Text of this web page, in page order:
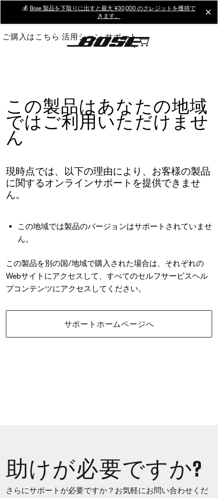
Main
💰 Bose 製品を下取りに出すと最大 ¥30,000 のクレジットを獲得で
きます。
ご購入はこちら 活用シーン サポート
この製品はあなたの地域
ではご利用いただけませ
ん
現時点では、以下の理由により、お客様の製品
に関するオンラインサポートを提供できませ
ん。
この地域では製品のバージョンはサポートされていませ
ん。
この製品を別の国/地域で購入された場合は、それぞれの
Webサイトにアクセスして、すべてのセルフサービスヘル
プコンテンツにアクセスしてください。
サポートホームページへ
助けが必要ですか?
さらにサポートが必要ですか？お気軽にお問い合わせくだ